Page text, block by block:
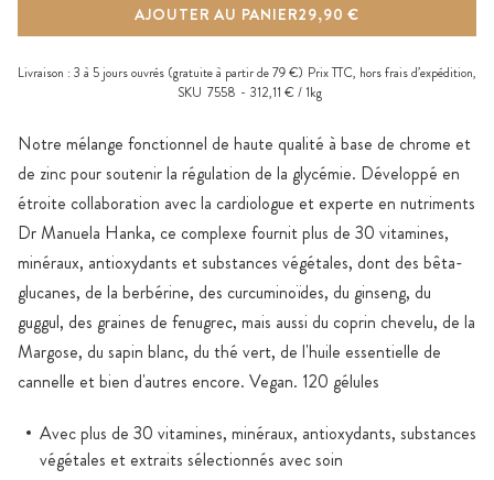
Notre mélange fonctionnel de haute qualité à base de chrome et
de zinc pour soutenir la régulation de la glycémie. Développé en
étroite collaboration avec la cardiologue et experte en nutriments
Dr Manuela Hanka, ce complexe fournit plus de 30 vitamines,
minéraux, antioxydants et substances végétales, dont des bêta-
glucanes, de la berbérine, des curcuminoïdes, du ginseng, du
guggul, des graines de fenugrec, mais aussi du coprin chevelu, de la
Margose, du sapin blanc, du thé vert, de l'huile essentielle de
cannelle et bien d'autres encore. Vegan. 120 gélules
Avec plus de 30 vitamines, minéraux, antioxydants, substances
végétales et extraits sélectionnés avec soin
AJOUTER AU PANIER29,90 €
Livraison : 3 à 5 jours ouvrés (gratuite à partir de 79 €) Prix TTC, horsfrais d’expédition,
SKU 7558 312,11 € / 1kg